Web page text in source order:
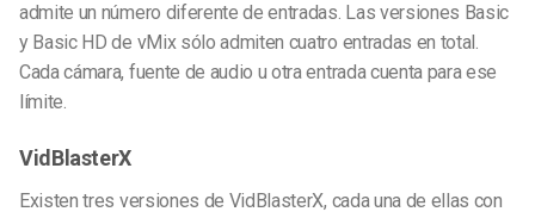
admite un número diferente de entradas. Las versiones Basic
y Basic HD de vMix sólo admiten cuatro entradas en total.
Cada cámara, fuente de audio u otra entrada cuenta para ese
límite.
VidBlasterX
Existen tres versiones de VidBlasterX, cada una de ellas con